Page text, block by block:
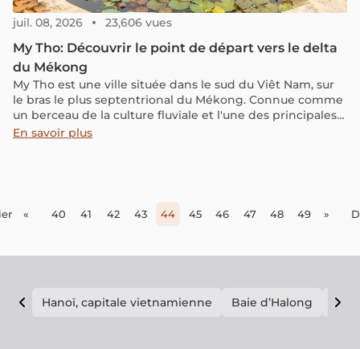
juil. 08, 2026 23,606 vues
My Tho: Découvrir le point de départ vers le delta
du Mékong
My Tho est une ville située dans le sud du Viêt Nam, sur
le bras le plus septentrional du Mékong. Connue comme
un berceau de la culture fluviale et l'une des principales
destinations touristiques du « grenier de riz du Vietnam
En savoir plus
« 40 41 42 43 44 45 46 47 48 49 »
Hanoï, capitale vietnamienne Baie d’Halong E